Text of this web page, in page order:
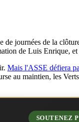
journées de la
de Luis Enrique,
Mais l'ASSE défiera
au maintien, les
SOUTENEZ